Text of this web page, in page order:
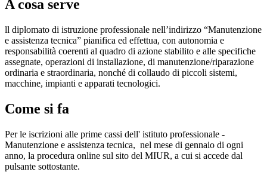
A cosa serve
ll diplomato di istruzione professionale nell’indirizzo “Manutenzione
e assistenza tecnica” pianifica ed effettua, con autonomia e
responsabilità coerenti al quadro di azione stabilito e alle specifiche
assegnate, operazioni di installazione, di manutenzione/riparazione
ordinaria e straordinaria, nonché di collaudo di piccoli sistemi,
macchine, impianti e apparati tecnologici.
Come si fa
Per le iscrizioni alle prime cassi dell' istituto professionale -
Manutenzione e assistenza tecnica, nel mese di gennaio di ogni
anno, la procedura online sul sito del MIUR, a cui si accede dal
pulsante sottostante.